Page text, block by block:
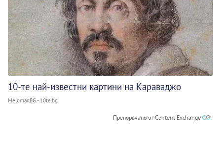
10-те най-известни картини на Караваджо
MelomanBG - 10te.bg
Препоръчано от Content Exchange